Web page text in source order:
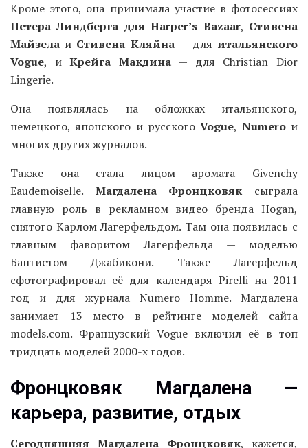
Кроме этого, она принимала участие в фотосессиях
Петера Линдберга для Harper’s Bazaar, Стивена
Майзела и Стивена Кляйна— для итальянского
Vogue, иКрейга Макдина— для Christian Dior
Lingerie.
Она появлялась на обложках итальянского,
немецкого, японского и русскогоVogue, Numeroи
многих других журналов.
Также она стала лицом аромата Givenchy
Eaudemoiselle. Магдалена Фронцковяк сыграла
главную роль в рекламном видео бренда Hogan,
снятого Карлом Лагерфельдом. Там она появилась с
главным фаворитом Лагерфельда — моделью
Баптистом Джабикони. Также Лагерфельд
сфотографировал её для календаря Pirelli на 2011
год и для журнала Numero Homme. Магдалена
занимает 13 место в рейтинге моделей сайта
models.com. Французский Vogue включил её в топ
тридцать моделей 2000-х годов.
Фронцковяк Магдалена —
карьера, развитие, отдых
Сегодняшняя Магдалена Фронцковяк, кажется,